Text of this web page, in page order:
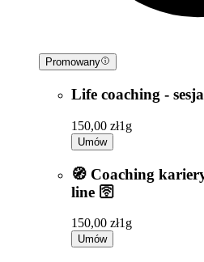
Promowany
Life coaching -
150,00 zł1g
Umów
🧭 Coaching
line 🛜
150,00 zł1g
Umów